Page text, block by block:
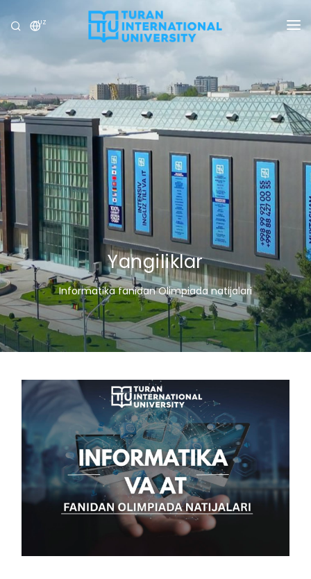
UZ
UNIVERSITET
DASTURLAR
QABUL
TADQIQOT
XALQARO ALOQALAR
YANGILIKLAR
OLIMPIADA
Yangiliklar
Informatika fanidan Olimpiada natijalari